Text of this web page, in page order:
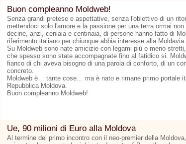
Buon compleanno Moldweb!
Senza grandi pretese e aspettative, senza l'obiettivo di un
mettendoci solo l'amore e la passione per una terra ormai
decine, anzi, ceniaia e centinaia, di persone hanno fatto di
riferimento italiano per chiunque abbia interesse alla Moldavia.
Su Moldweb sono nate amicizie con legami più o meno
che spesso sono state accompagnate fino al fatidico si.
fianco di chi aveva bisogno di una parola di conforto, di un
concreto.
Moldweb è… tante cose… ma è nato e rimane primo portale
Repubblica Moldova.
Buon compleanno Moldweb!
Ue, 90 milioni di Euro alla Moldova
Al termine del primo incontro con il neo-premier della